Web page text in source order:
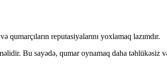
reputasiyalarını yoxlamaq lazımdır.
Bu sayədə, qumar oynamaq daha təhlükəsiz